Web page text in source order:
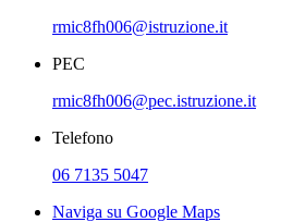
rmic8fh006@istruzione.it
PEC
rmic8fh006@pec.istruzione.it
Telefono
06 7135 5047
Naviga su Google Maps